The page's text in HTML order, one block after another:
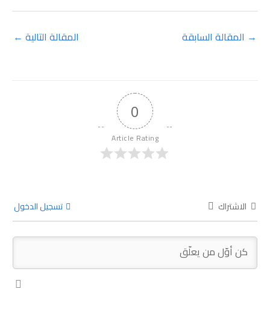
→ المقالة السابقة المقالة التالية ←
0
Article Rating
الاشتراك تسجيل الدخول